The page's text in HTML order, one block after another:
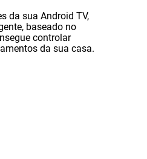
da sua Android TV,
baseado no
controlar
da sua casa.